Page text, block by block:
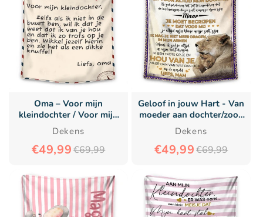
Oma – Voor mijn
kleindochter / Voor mijn
kleinzoon – Premium
Deken™ Ver.3
Dekens
€49,99€69,99
Geloof in jouw Hart - Van
moeder aan dochter/zoon
Premium Deken™
Dekens
€49,99€69,99